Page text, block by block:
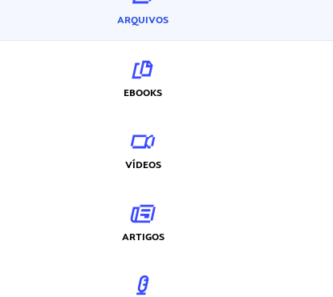
ARQUIVOS
EBOOKS
VÍDEOS
ARTIGOS